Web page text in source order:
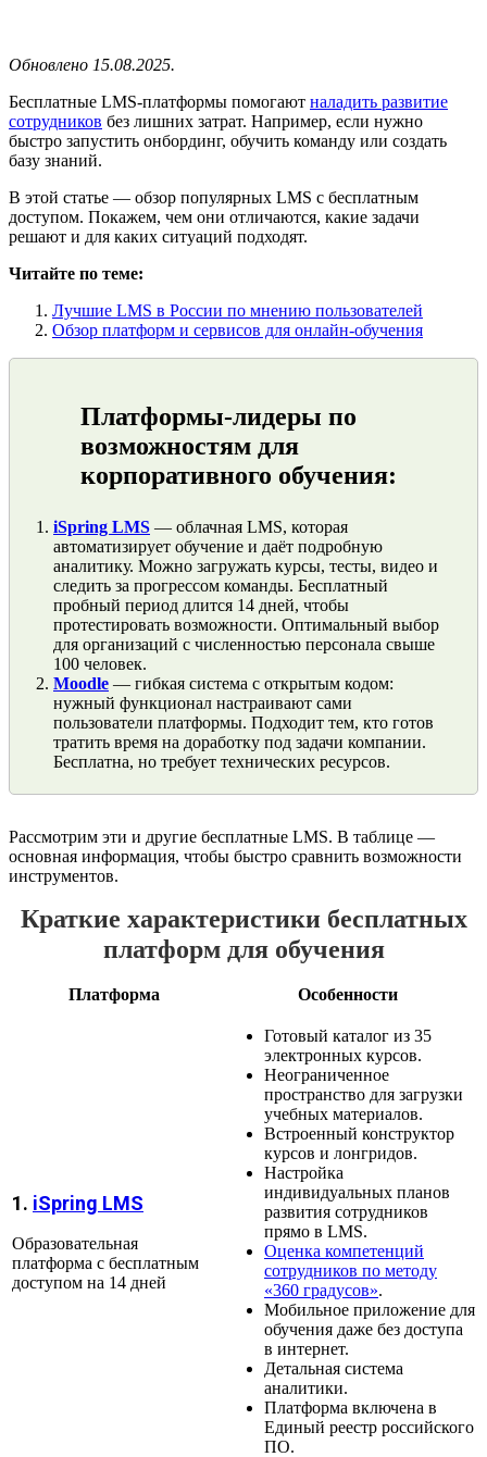
Обновлено 15.08.2025.
Бесплатные LMS-платформы помогают наладить развитие
сотрудников без лишних затрат. Например, если нужно
быстро запустить онбординг, обучить команду или создать
базу знаний.
В этой статье — обзор популярных LMS с бесплатным
доступом. Покажем, чем они отличаются, какие задачи
решают и для каких ситуаций подходят.
Читайте по теме:
Лучшие LMS в России по мнению пользователей
Обзор платформ и сервисов для онлайн-обучения
Платформы-лидеры по
возможностям для
корпоративного обучения:
iSpring LMS — облачная LMS, которая
автоматизирует обучение и даёт подробную
аналитику. Можно загружать курсы, тесты, видео и
следить за прогрессом команды. Бесплатный
пробный период длится 14 дней, чтобы
протестировать возможности. Оптимальный выбор
для организаций с численностью персонала свыше
100 человек.
Moodle — гибкая система с открытым кодом:
нужный функционал настраивают сами
пользователи платформы. Подходит тем, кто готов
тратить время на доработку под задачи компании.
Бесплатна, но требует технических ресурсов.
Рассмотрим эти и другие бесплатные LMS. В таблице —
основная информация, чтобы быстро сравнить возможности
инструментов.
Платформа Особенности
Краткие характеристики бесплатных
платформ для обучения
1. iSpring LMS
Образовательная
платформа с бесплатным
доступом на 14 дней
Готовый каталог из 35
электронных курсов.
Неограниченное
пространство для загрузки
учебных материалов.
Встроенный конструктор
курсов и лонгридов.
Настройка
индивидуальных планов
развития сотрудников
прямо в LMS.
Оценка компетенций
сотрудников по методу
«360 градусов».
Мобильное приложение для
обучения даже без доступа
в интернет.
Детальная система
аналитики.
Платформа включена в
Единый реестр российского
ПО.